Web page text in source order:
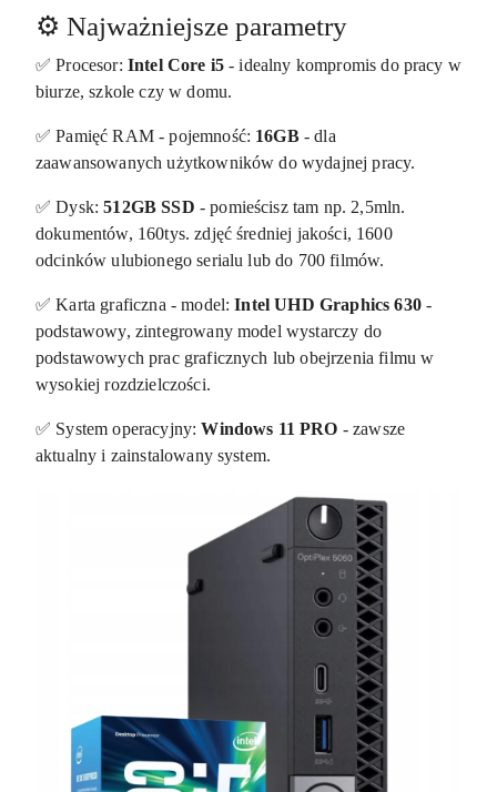
⚙️ Najważniejsze parametry
✅ Procesor: Intel Core i5 - idealny kompromis do pracy w
biurze, szkole czy w domu.
✅ Pamięć RAM - pojemność: 16GB- dla
zaawansowanych użytkowników do wydajnej pracy.
✅ Dysk:512GB SSD - pomieścisz tam np. 2,5mln.
dokumentów, 160tys. zdjęć średniej jakości, 1600
odcinków ulubionego serialu lub do 700 filmów.
✅ Karta graficzna - model:Intel UHD Graphics 630-
podstawowy, zintegrowany model wystarczy do
podstawowych prac graficznych lub obejrzenia filmu w
wysokiej rozdzielczości.
✅ System operacyjny:Windows 11 PRO - zawsze
aktualny i zainstalowany system.